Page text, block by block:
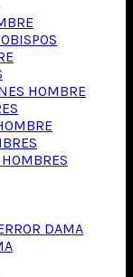
HOMBRE
DAMA